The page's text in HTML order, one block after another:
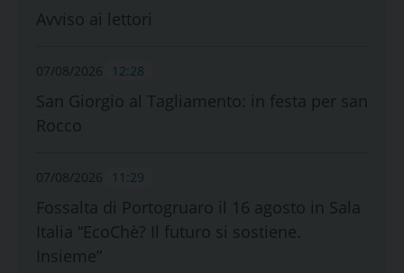
Avviso ai lettori
07/08/2026 12:28
San Giorgio al Tagliamento: in festa per san
Rocco
07/08/2026 11:29
Fossalta di Portogruaro il 16 agosto in Sala
Italia “EcoChè? Il futuro si sostiene.
Insieme”